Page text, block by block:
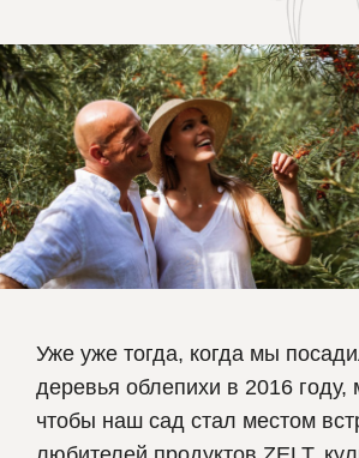
Уже уже тогда, когда мы
деревья облепихи в 2016 году,
чтобы наш сад стал местом